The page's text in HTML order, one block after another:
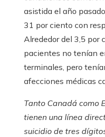
asistida el año
31 por ciento con
Alrededor del 3,5 por
pacientes no tenían
terminales, pero
afecciones médicas
Tanto Canadá como
tienen una línea
suicidio de tres